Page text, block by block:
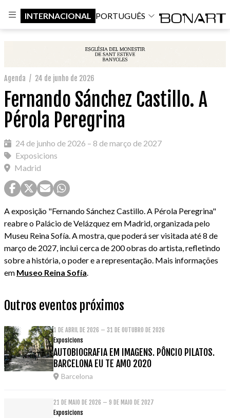
INTERNACIONAL PORTUGUÊS
Agenda / 24 de junho de 2026
Fernando Sánchez Castillo. A
Pérola Peregrina
24 de junho de 2026 – 8 de março de 2027
Exposicions
Madrid
A exposição "Fernando Sánchez Castillo. A Pérola Peregrina"
reabre o Palácio de Velázquez em Madrid, organizada pelo
Museu Reina Sofía. A mostra, que poderá ser visitada até 8 de
março de 2027, inclui cerca de 200 obras do artista, refletindo
sobre a história, o poder e a representação. Mais informações
em Museo Reina Sofía
Outros eventos próximos
1 DE ABRIL DE 2026 – 31 DE OUTUBRO DE 2026
Exposicions
AUTOBIOGRAFIA EM IMAGENS. PÔNCIO PILATOS.
BARCELONA EU TE AMO 2020
Barcelona
21 DE MAIO DE 2026 – 9 DE MAIO DE 2027
Exposicions